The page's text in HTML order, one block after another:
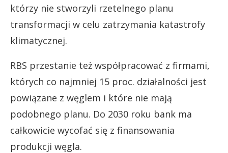
którzy nie stworzyli rzetelnego planu
transformacji w celu zatrzymania katastrofy
klimatycznej.
RBS przestanie też współpracować z firmami,
których co najmniej 15 proc. działalności jest
powiązane z węglem i które nie mają
podobnego planu. Do 2030 roku bank ma
całkowicie wycofać się z finansowania
produkcji węgla.